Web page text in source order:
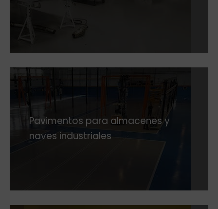
Pavimentos para almacenes y
naves industriales